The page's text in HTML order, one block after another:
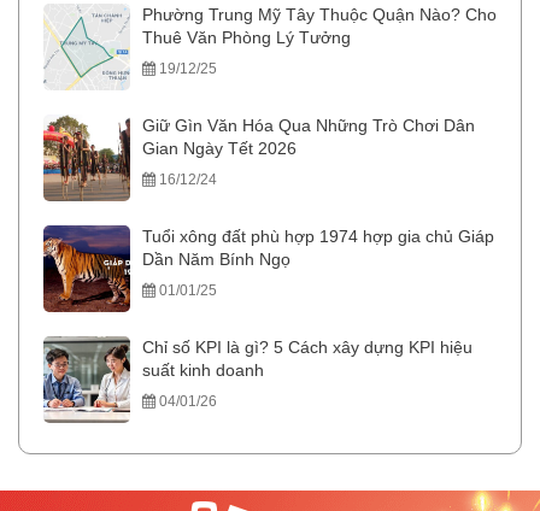
Phường Trung Mỹ Tây Thuộc Quận Nào? Cho
Thuê Văn Phòng Lý Tưởng
19/12/25
Giữ Gìn Văn Hóa Qua Những Trò Chơi Dân
Gian Ngày Tết 2026
16/12/24
Tuổi xông đất phù hợp 1974 hợp gia chủ Giáp
Dần Năm Bính Ngọ
01/01/25
Chỉ số KPI là gì? 5 Cách xây dựng KPI hiệu
suất kinh doanh
04/01/26